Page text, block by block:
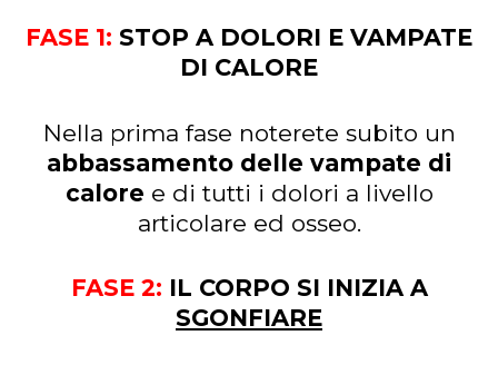
FASE 1: STOP A DOLORI E VAMPATE
DI CALORE
Nella prima fase noterete subito un
abbassamento delle vampate di
calore e di tutti i dolori a livello
articolare ed osseo.
FASE 2: IL CORPO SI INIZIA A
SGONFIARE